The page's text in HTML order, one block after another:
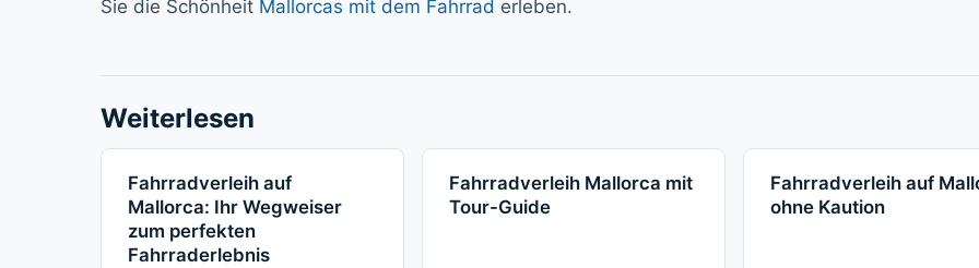
Sie die Schönheit Mallorcas mit dem Fahrrad erleben.
Weiterlesen
Fahrradverleih auf
Mallorca: Ihr Wegweiser
zum perfekten
Fahrraderlebnis
Fahrradverleih Mallorca mit
Tour-Guide
Fahrradverleih auf
ohne Kaution